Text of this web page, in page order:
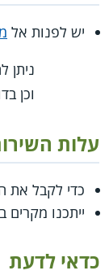
יש לפנות אל
ניתן
וכן
עלות
כדי לקבל את
ייתכנו
כדאי לדעת